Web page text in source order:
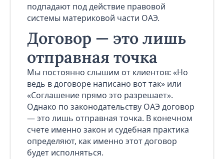
подпадают под действие правовой
системы материковой части ОАЭ.
Договор — это лишь
отправная точка
Мы постоянно слышим от клиентов: «Но
ведь в договоре написано вот так» или
«Соглашение прямо это разрешает».
Однако по законодательству ОАЭ договор
— это лишь отправная точка. В конечном
счете именно закон и судебная практика
определяют, как именно этот договор
будет исполняться.